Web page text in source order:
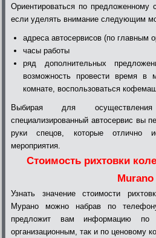
Ориентироваться по предложенному
если уделять внимание следующим
адреса автосервисов (по главным
часы работы
ряд дополнительных
возможность провести время в
комнате, воспользоваться
Выбирая для
специализированный автосервис вы
руки спецов, которые отлично
мероприятия.
Стоимость рихтовки
Murano
Узнать значение стоимости
Мурано можно набрав по
предложит вам информацию по
организационным, так и по ценовому